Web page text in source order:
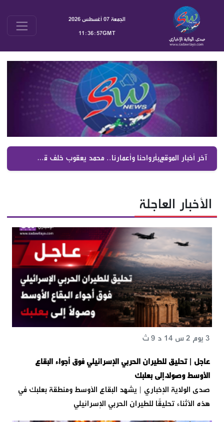
الجمعة 07 أغسطس 2026
11:36:58GMT
آخر أخبار الموقع : جولة موسعة في مقالات جريدة البناء اليوم 7 آب 2026 | أبرز التحليلات السياسية والملفات اللبنانية والإقليمية
الأخبار العاجلة
عاجل | تحليق للطيران الحربي الإسرائيلي فوق أجواء البقاع
الأوسط وصولًا إلى بعلبك
3 يوم 2 س 14 د 9 ث
صدى الولاية الإخباري | يشهد البقاع الأوسط ومنطقة بعلبك في
هذه الأثناء تحليقًا للطيران الحربي الإسرائيلي